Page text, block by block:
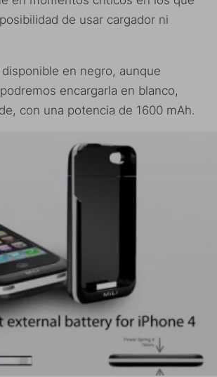
de usar cargador ni
en negro, aunque
encargarla en blanco,
con una potencia de 1600 mAh.